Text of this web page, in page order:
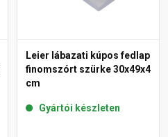
Leier lábazati kúpos fedlap
finomszórt szürke 30x49x4
cm
Gyártói készleten